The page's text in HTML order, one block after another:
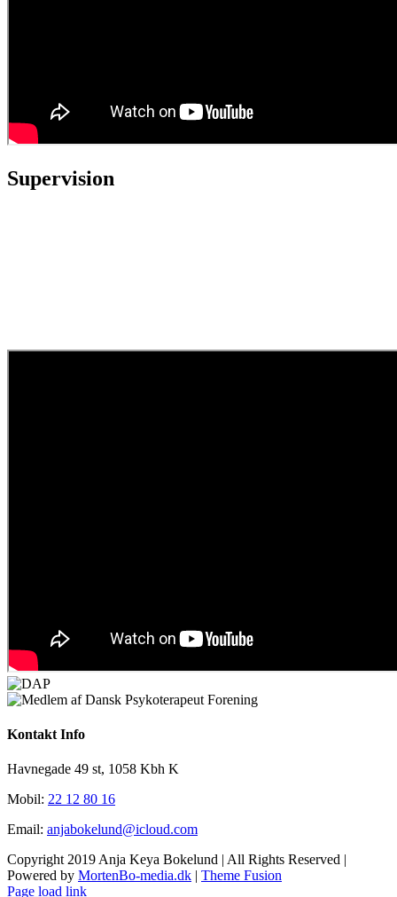
Supervision
Kontakt Info
Havnegade 49 st, 1058 Kbh K
Mobil: 22 12 80 16
Email: anjabokelund@icloud.com
Copyright 2019 Anja Keya Bokelund | All Rights Reserved |
Powered by MortenBo-media.dk | Theme Fusion
Page load link